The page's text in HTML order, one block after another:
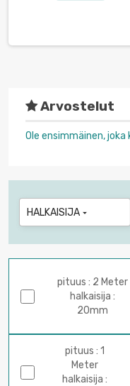
Arvostelut
Ole ensimmäinen,
HALKAISIJA 
pituus : 2 Meter
halkaisija :
20mm
pituus : 1
Meter
halkaisija :